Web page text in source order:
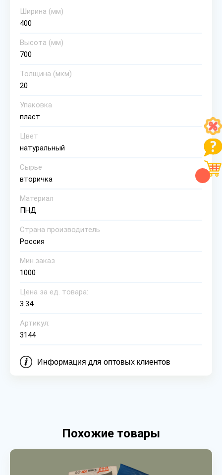
Ширина (мм)
400
Высота (мм)
700
Толщина (мкм)
20
Упаковка
пласт
Цвет
натуральный
Сырье
вторичка
Материал
ПНД
Страна производитель
Россия
Мин.заказ
1000
Цена за ед. товара:
3.34
Артикул:
3144
Информация для оптовых клиентов
Похожие товары